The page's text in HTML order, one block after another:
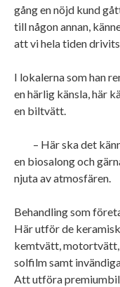
gång en nöjd kund
till någon annan,
att vi hela tiden
I lokalerna som han
en härlig känsla, här
en biltvätt.
– Här ska det
en biosalong och
njuta av atmosfären.
Behandling som
Här utför de
kemtvätt,
solfilm samt
Att utföra